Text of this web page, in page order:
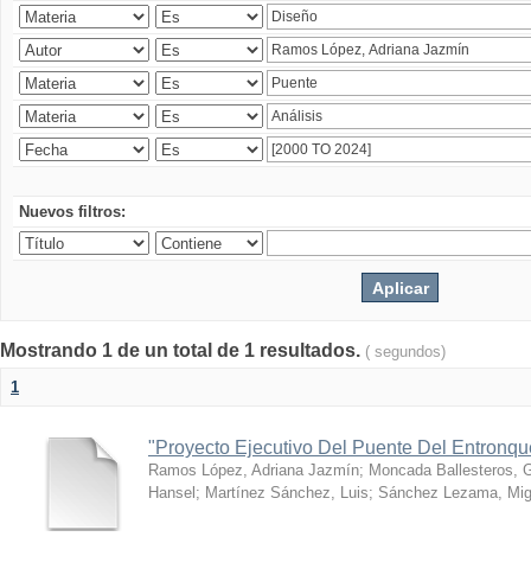
Nuevos filtros:
Mostrando 1 de un total de 1 resultados. ( segundos)
1
"Proyecto Ejecutivo Del Puente Del
Ramos López, Adriana Jazmín; Moncada Ballesteros,
Hansel ; Martínez Sánchez, Luis; Sánchez Lezama,